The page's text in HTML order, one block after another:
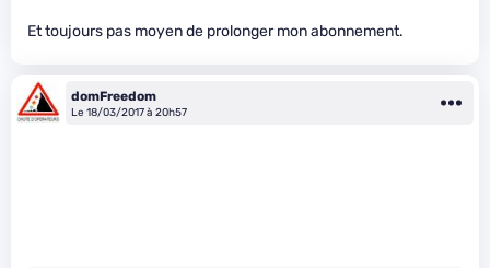
Et toujours pas moyen de prolonger mon abonnement.
domFreedom
Le 18/03/2017 à 20h57